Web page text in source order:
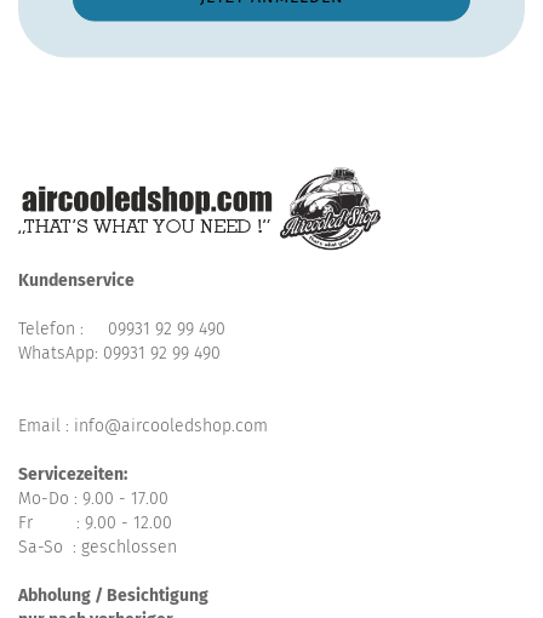
Kundenservice
Telefon : 09931 92 99 490
WhatsApp: 09931 92 99 490
Email : info@aircooledshop.com
Servicezeiten:
Mo-Do : 9.00 - 17.00
Fr : 9.00 - 12.00
Sa-So : geschlossen
Abholung / Besichtigung